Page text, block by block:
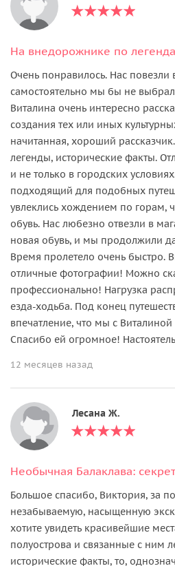
Очень понравилось. Нас повезли
самостоятельно мы бы не
Виталина очень интересно
создания тех или иных
начитанная, хороший
легенды, исторические факты.
и не только в городских
подходящий для подобных
увлеклись хождением по горам,
обувь. Нас любезно отвезли в
новая обувь, и мы продолжили
Время пролетело очень быстро.
отличные фотографии! Можно
профессионально! Нагрузка
езда-ходьба. Под конец
впечатление, что мы с
Спасибо ей огромное!
12 месяцев назад
Лесана Ж.
Большое спасибо, Виктория, за
незабываемую, насыщенную
хотите увидеть красивейшие
полуострова и связанные с ним
исторические факты, то,